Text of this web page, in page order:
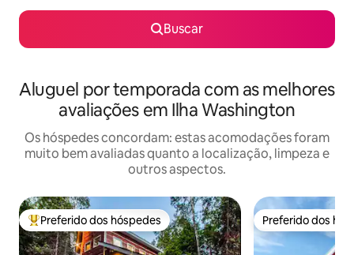
Buscar
Aluguel por temporada com as melhores
avaliações em Ilha Washington
Os hóspedes concordam: estas acomodações foram
muito bem avaliadas quanto a localização, limpeza e
outros aspectos.
Entre os melhores preferidos dos hóspedes
Preferido dos hóspedes Preferido dos
Preferido dos